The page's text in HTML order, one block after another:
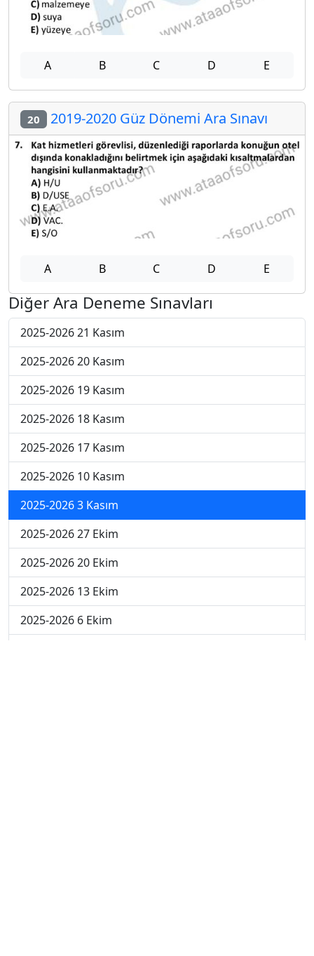
A B C D E
20 2019-2020 Güz Dönemi Ara Sınavı
A B C D E
Diğer Ara Deneme Sınavları
2025-2026 21 Kasım
2025-2026 20 Kasım
2025-2026 19 Kasım
2025-2026 18 Kasım
2025-2026 17 Kasım
2025-2026 10 Kasım
2025-2026 3 Kasım
2025-2026 27 Ekim
2025-2026 20 Ekim
2025-2026 13 Ekim
2025-2026 6 Ekim